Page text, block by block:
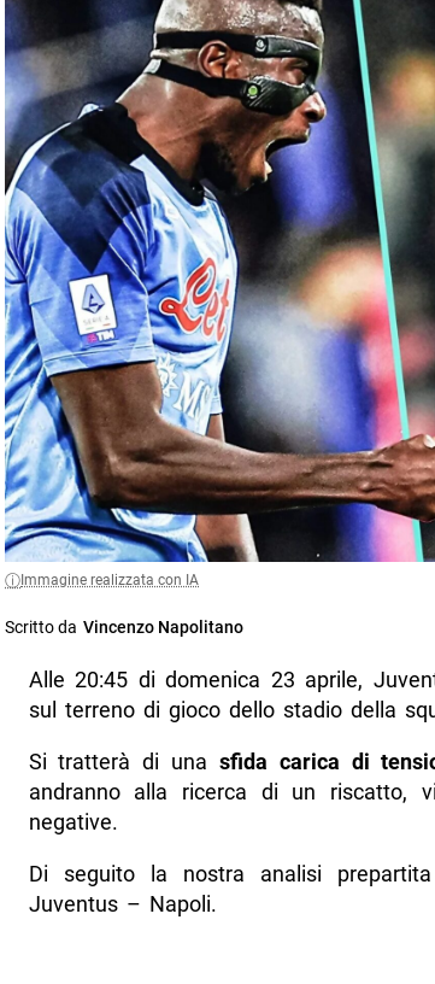
Immagine realizzata con IA
Scritto da Vincenzo Napolitano
Alle 20:45 di domenica 23 aprile,
sul terreno di gioco dello stadio della
Si tratterà di una sfida carica di
andranno alla ricerca di un riscatto,
negative.
Di seguito la nostra analisi
Juventus – Napoli.